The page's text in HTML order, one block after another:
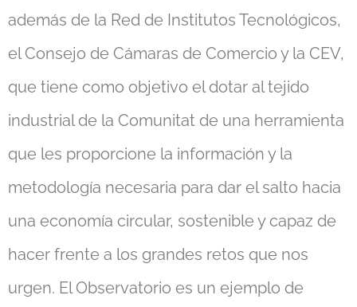
además de la Red de Institutos Tecnológicos,
el Consejo de Cámaras de Comercio y la CEV,
que tiene como objetivo el dotar al tejido
industrial de la Comunitat de una herramienta
que les proporcione la información y la
metodología necesaria para dar el salto hacia
una economía circular, sostenible y capaz de
hacer frente a los grandes retos que nos
urgen. El Observatorio es un ejemplo de